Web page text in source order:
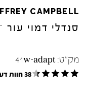
CAMPBELL
סנדלי דמוי עור
מק"ט: 41w-adapt
38 חוות דעת